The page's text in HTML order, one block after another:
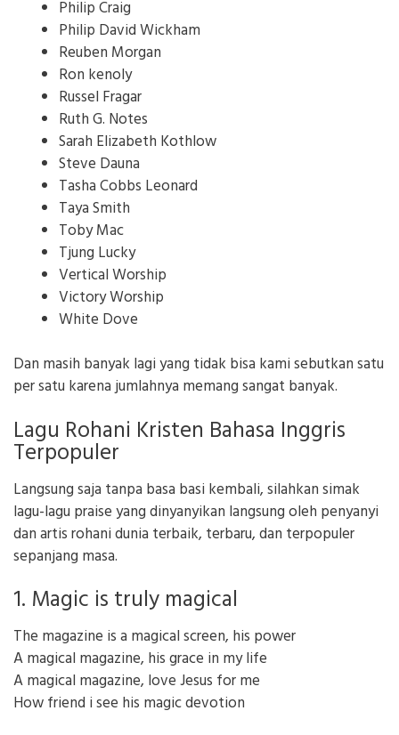
Philip Craig
Philip David Wickham
Reuben Morgan
Ron kenoly
Russel Fragar
Ruth G. Notes
Sarah Elizabeth Kothlow
Steve Dauna
Tasha Cobbs Leonard
Taya Smith
Toby Mac
Tjung Lucky
Vertical Worship
Victory Worship
White Dove
Dan masih banyak lagi yang tidak bisa kami sebutkan satu
per satu karena jumlahnya memang sangat banyak.
Lagu Rohani Kristen Bahasa Inggris
Terpopuler
Langsung saja tanpa basa basi kembali, silahkan simak
lagu-lagu praise yang dinyanyikan langsung oleh penyanyi
dan artis rohani dunia terbaik, terbaru, dan terpopuler
sepanjang masa.
1. Magic is truly magical
The magazine is a magical screen, his power
A magical magazine, his grace in my life
A magical magazine, love Jesus for me
How friend i see his magic devotion